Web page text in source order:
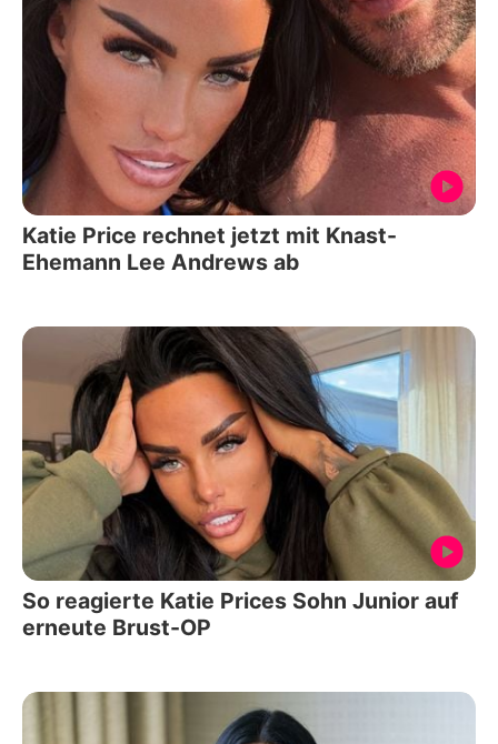
Katie Price rechnet jetzt mit Knast-
Ehemann Lee Andrews ab
So reagierte Katie Prices Sohn Junior auf
erneute Brust-OP